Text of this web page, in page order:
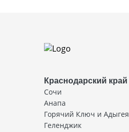
Краснодарский край
Сочи
Анапа
Горячий Ключ и Адыгея
Геленджик